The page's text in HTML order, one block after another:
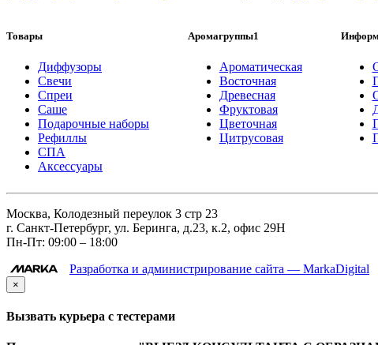
Товары
Диффузоры
Свечи
Спреи
Саше
Подарочные наборы
Рефиллы
СПА
Аксессуары
Аромагруппы1
Ароматическая
Восточная
Древесная
Фруктовая
Цветочная
Цитрусовая
Москва, Колодезный переулок 3 стр 23
г. Санкт-Петербург, ул. Беринга, д.23, к.2, офис 29Н
Пн-Пт: 09:00 – 18:00
Разработка и администрирование сайта — MarkaDigital
×
Вызвать курьера с тестерами